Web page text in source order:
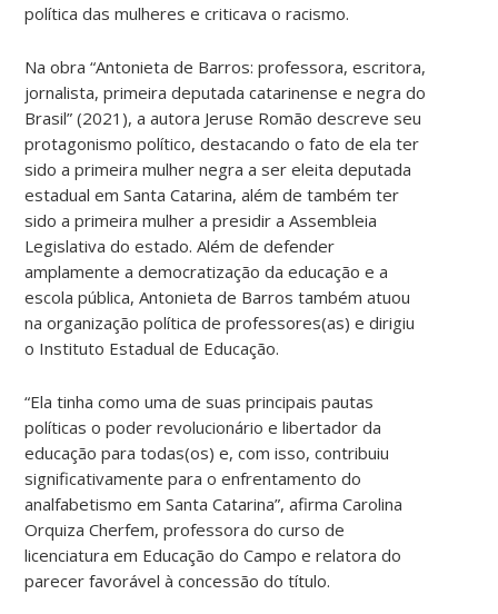
política das mulheres e criticava o racismo.
Na obra “Antonieta de Barros: professora, escritora,
jornalista, primeira deputada catarinense e negra do
Brasil” (2021), a autora Jeruse Romão descreve seu
protagonismo político, destacando o fato de ela ter
sido a primeira mulher negra a ser eleita deputada
estadual em Santa Catarina, além de também ter
sido a primeira mulher a presidir a Assembleia
Legislativa do estado. Além de defender
amplamente a democratização da educação e a
escola pública, Antonieta de Barros também atuou
na organização política de professores(as) e dirigiu
o Instituto Estadual de Educação.
“Ela tinha como uma de suas principais pautas
políticas o poder revolucionário e libertador da
educação para todas(os) e, com isso, contribuiu
significativamente para o enfrentamento do
analfabetismo em Santa Catarina”, afirma Carolina
Orquiza Cherfem, professora do curso de
licenciatura em Educação do Campo e relatora do
parecer favorável à concessão do título.